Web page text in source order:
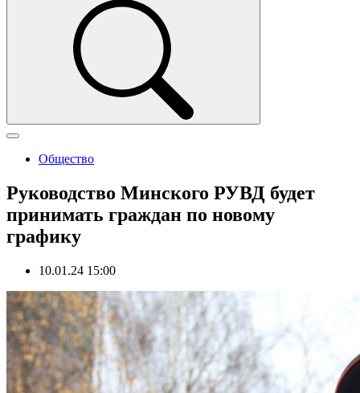
Общество
Руководство Минского РУВД будет
принимать граждан по новому
графику
10.01.24 15:00